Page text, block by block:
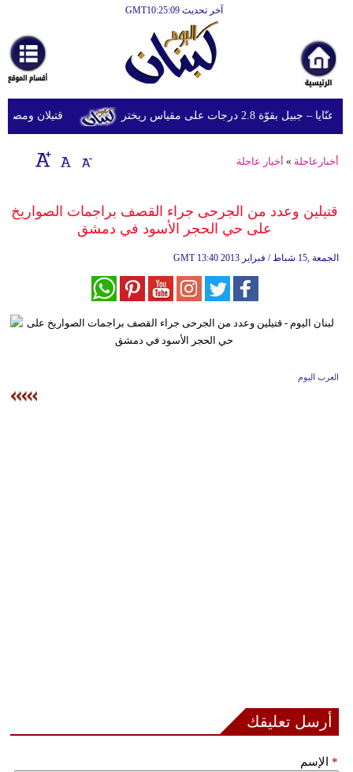
آخر تحديث GMT10:25:09
أخبارعاجلة
رياضة
ثقافة
إقتصاد
وموسيقى
ديكور
قتيلان ومصابون جراء 14 غارة إسرائيلية على 2.8 درجات على مقياس ريختر
أخبارعاجلة » أخبار عاجلة
قتيلين وعدد من الجرحى جراء القصف براجمات الصواريخ
على حي الحجر الأسود في دمشق‏
GMT 13:40 2013 الجمعة ,15 شباط / فبراير
العرب اليوم
أرسل تعليقك
الإسم *